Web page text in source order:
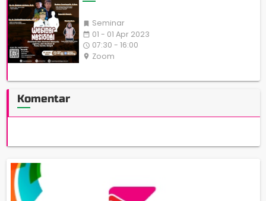
 Seminar
date_range 01 - 01 Apr 2023
access_time 07:30 - 16:00
place Zoom
Komentar